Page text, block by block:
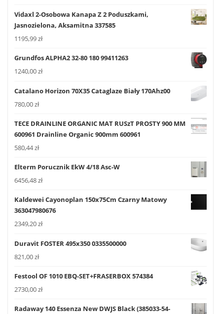
Vidaxl 2-Osobowa Kanapa Z 2 Poduszkami,
Jasnozielona, Aksamitna 337585
1195,99zł
Grundfos ALPHA2 32-80 180 99411263
1240,00zł
Catalano Horizon 70X35 Cataglaze Biały 170Ahz00
780,00zł
TECE DRAINLINE ORGANIC MAT RUSzT PROSTY 900 MM
600961 Drainline Organic 900mm 600961
580,44zł
Elterm Porucznik EkW 4/18 Asc-W
6456,48zł
Kaldewei Cayonoplan 150x75Cm Czarny Matowy
363047980676
2349,20zł
Duravit FOSTER 495x350 0335500000
821,00zł
Festool OF 1010 EBQ-SET+FRASERBOX 574384
2730,00zł
Radaway 140 Essenza New DWJS Black (385033-54-